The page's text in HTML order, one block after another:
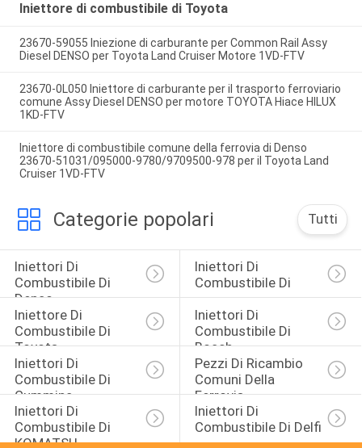
Iniettore di combustibile di Toyota
23670-59055 Iniezione di carburante per Common Rail Assy
Diesel DENSO per Toyota Land Cruiser Motore 1VD-FTV
23670-0L050 Iniettore di carburante per il trasporto ferroviario
comune Assy Diesel DENSO per motore TOYOTA Hiace HILUX
1KD-FTV
Iniettore di combustibile comune della ferrovia di Denso
23670-51031/095000-9780/9709500-978 per il Toyota Land
Cruiser 1VD-FTV
Categorie popolari Tutti
Iniettori Di
Combustibile Di
Denso
Iniettori Di
Combustibile Di
Iniettore Di
Combustibile Di
Toyota
Iniettori Di
Combustibile Di
Bosch
Iniettori Di
Combustibile Di
Cummins
Pezzi Di Ricambio
Comuni Della
Ferrovia
Iniettori Di
Combustibile Di
KOMATSU
Iniettori Di
Combustibile Di Delfi